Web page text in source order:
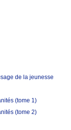
de la jeunesse
(tome 1)
(tome 2)